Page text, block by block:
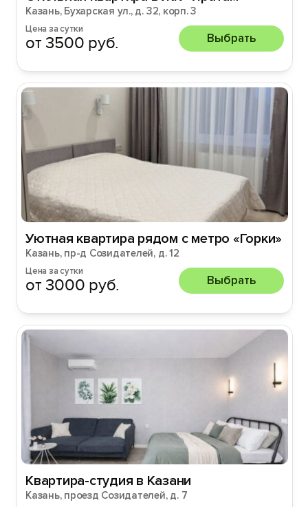
Казань, Бухарская ул., д. 32, корп. 3
Цена за сутки
от 3500 руб. Выбрать
Уютная квартира рядом с метро «Горки»
Казань, пр-д Созидателей, д. 12
Цена за сутки
от 3000 руб. Выбрать
Квартира-студия в Казани
Казань, проезд Созидателей, д. 7